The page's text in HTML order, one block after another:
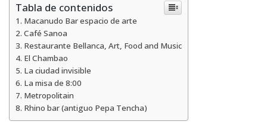
Tabla de contenidos
Macanudo Bar espacio de arte
Café Sanoa
Restaurante Bellanca, Art, Food and Music
El Chambao
La ciudad invisible
La misa de 8:00
Metropolitain
Rhino bar (antiguo Pepa Tencha)